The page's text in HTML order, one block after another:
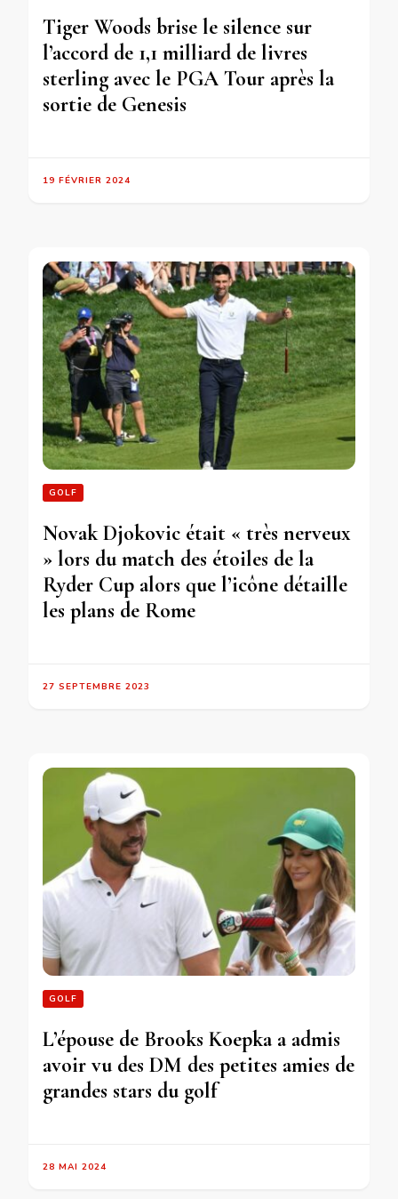
Tiger Woods brise le silence sur
l’accord de 1,1 milliard de livres
sterling avec le PGA Tour après la
sortie de Genesis
19 FÉVRIER 2024
GOLF
Novak Djokovic était « très nerveux
» lors du match des étoiles de la
Ryder Cup alors que l’icône détaille
les plans de Rome
27 SEPTEMBRE 2023
GOLF
L’épouse de Brooks Koepka a admis
avoir vu des DM des petites amies de
grandes stars du golf
28 MAI 2024